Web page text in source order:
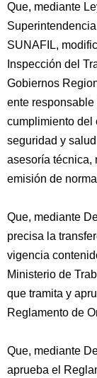
Que, mediante
SUNAFIL,
Inspección del
Gobiernos
ente
cumplimiento del
seguridad y
asesoría técnica,
emisión de
Que, mediante
precisa la
vigencia
Ministerio de
que tramita y
Reglamento de
Que, mediante
aprueba el